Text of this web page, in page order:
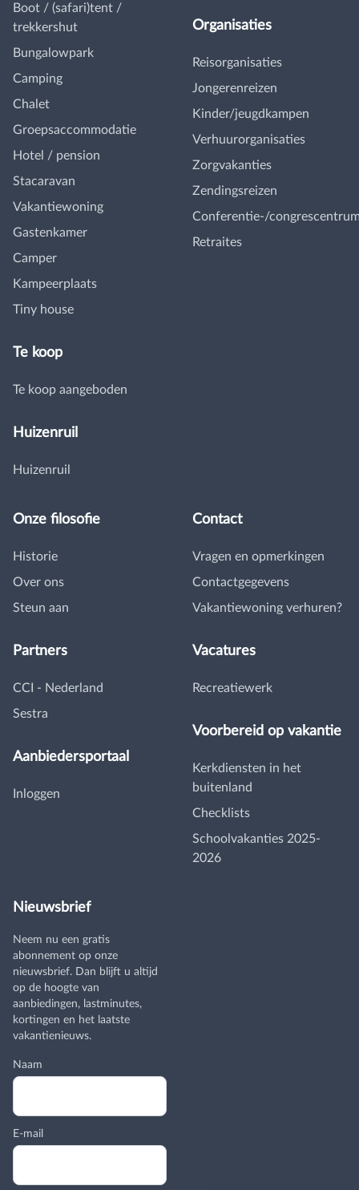
Boot / (safari)tent /
trekkershut
Bungalowpark
Camping
Chalet
Groepsaccommodatie
Hotel / pension
Stacaravan
Vakantiewoning
Gastenkamer
Camper
Kampeerplaats
Tiny house
Te koop
Te koop aangeboden
Huizenruil
Huizenruil
Organisaties
Reisorganisaties
Jongerenreizen
Kinder/jeugdkampen
Verhuurorganisaties
Zorgvakanties
Zendingsreizen
Conferentie-/
Retraites
Onze filosofie
Historie
Over ons
Steun aan
Partners
CCI - Nederland
Sestra
Aanbiedersportaal
Inloggen
Contact
Vragen en opmerkingen
Contactgegevens
Vakantiewoning verhuren?
Vacatures
Recreatiewerk
Voorbereid op vakantie
Kerkdiensten in het
buitenland
Checklists
Schoolvakanties 2025-
2026
Nieuwsbrief
Neem nu een gratis
abonnement op onze
nieuwsbrief. Dan blijft u altijd
op de hoogte van
aanbiedingen, lastminutes,
kortingen en het laatste
vakantienieuws.
Naam
E-mail